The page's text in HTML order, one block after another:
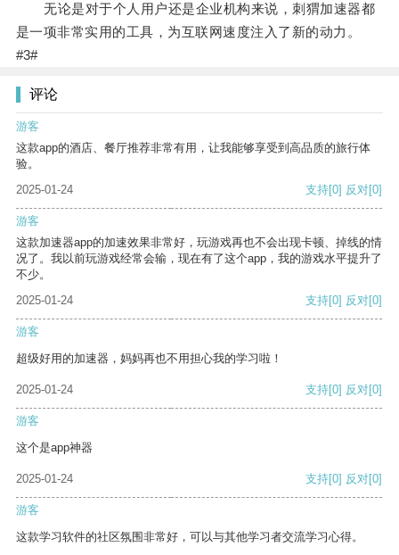
无论是对于个人用户还是企业机构来说，刺猬加速器都
是一项非常实用的工具，为互联网速度注入了新的动力。
#3#
评论
游客
这款app的酒店、餐厅推荐非常有用，让我能够享受到高品质的旅行体
验。
2025-01-24
支持[0] 反对[0]
游客
这款加速器app的加速效果非常好，玩游戏再也不会出现卡顿、掉线的情
况了。我以前玩游戏经常会输，现在有了这个app，我的游戏水平提升了
不少。
2025-01-24
支持[0] 反对[0]
游客
超级好用的加速器，妈妈再也不用担心我的学习啦！
2025-01-24 支持[0] 反对[0]
游客
这个是app神器
2025-01-24 支持[0] 反对[0]
游客
这款学习软件的社区氛围非常好，可以与其他学习者交流学习心得。